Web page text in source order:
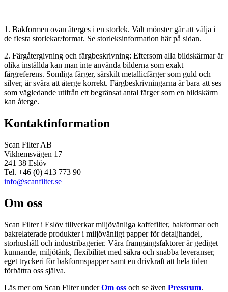
1. Bakformen ovan återges i en storlek. Valt mönster går att välja i
de flesta storlekar/format. Se storleksinformation här på sidan.
2. Färgåtergivning och färgbeskrivning: Eftersom alla bildskärmar är
olika inställda kan man inte använda bilderna som exakt
färgreferens. Somliga färger, särskilt metallicfärger som guld och
silver, är svåra att återge korrekt. Färgbeskrivningarna är bara att ses
som vägledande utifrån ett begränsat antal färger som en bildskärm
kan återge.
Kontaktinformation
Scan Filter AB
Vikhemsvägen 17
241 38 Eslöv
Tel. +46 (0) 413 773 90
info@scanfilter.se
Om oss
Scan Filter i Eslöv tillverkar miljövänliga kaffefilter, bakformar och
bakrelaterade produkter i miljövänligt papper för detaljhandel,
storhushåll och industribagerier. Våra framgångsfaktorer är gediget
kunnande, miljötänk, flexibilitet med säkra och snabba leveranser,
eget tryckeri för bakformspapper samt en drivkraft att hela tiden
förbättra oss själva.
Läs mer om Scan Filter underOm oss och se även Pressrum.